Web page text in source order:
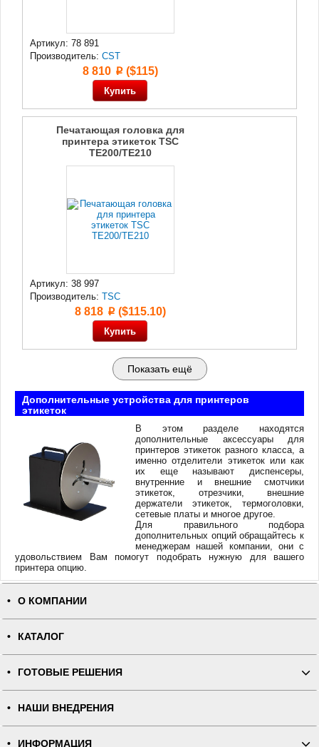
Артикул: 78 891
Производитель: CST
8 810 p($115)
Печатающая головка для
принтера этикеток TSC
TE200/TE210
Артикул: 38 997
Производитель: TSC
8 818 p($115.10)
Показать ещё
Дополнительные устройства для принтеров
этикеток
В этом разделе находятся
дополнительные аксессуары для
принтеров этикеток разного класса, а
именно отделители этикеток или как
их еще называют диспенсеры,
внутренние и внешние смотчики
этикеток, отрезчики, внешние
держатели этикеток, термоголовки,
сетевые платы и многое другое.
Для правильного подбора
дополнительных опций обращайтесь к
менеджерам нашей компании, они с
удовольствием Вам помогут подобрать нужную для вашего
принтера опцию.
О КОМПАНИИ
КАТАЛОГ
ГОТОВЫЕ РЕШЕНИЯ
НАШИ ВНЕДРЕНИЯ
ИНФОРМАЦИЯ